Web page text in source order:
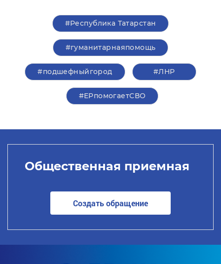
#Республика Татарстан
#гуманитарнаяпомощь
#подшефныйгород #ЛНР
#ЕРпомогаетСВО
Общественная приемная
Создать обращение